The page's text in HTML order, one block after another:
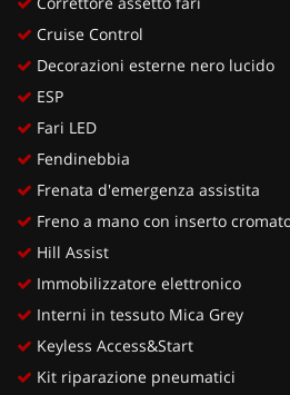
Cruise Control
Decorazioni esterne nero lucido
ESP
Fari LED
Fendinebbia
Frenata d'emergenza assistita
Freno a mano con inserto
Hill Assist
Immobilizzatore elettronico
Interni in tessuto Mica Grey
Keyless Access&Start
Kit riparazione pneumatici